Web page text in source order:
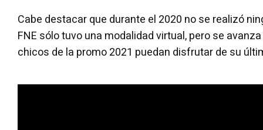
Cabe destacar que durante el 2020 no se realizó
FNE sólo tuvo una modalidad virtual, pero se
chicos de la promo 2021 puedan disfrutar de su